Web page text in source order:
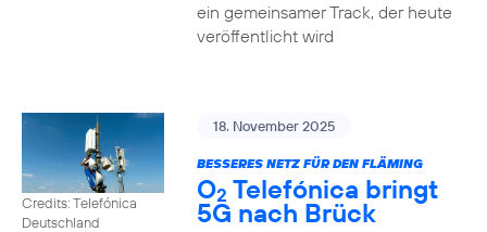
ein gemeinsamer Track, der heute
veröffentlicht wird
Credits: Telefónica
Deutschland
18. November 2025
BESSERES NETZ FÜR DEN FLÄMING
O2 Telefónica bringt
5G nach Brück